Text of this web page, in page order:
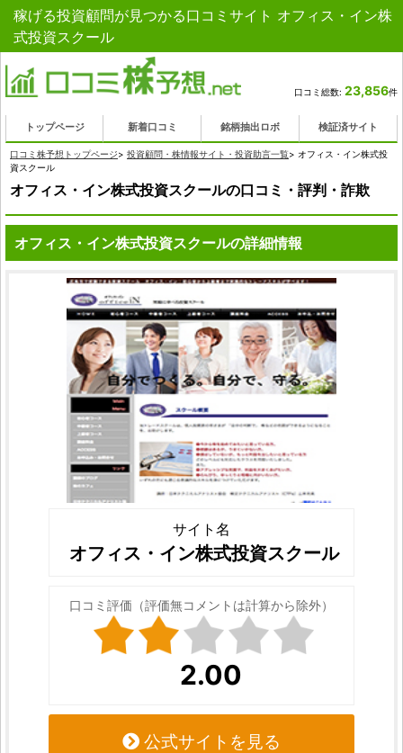
稼げる投資顧問が見つかる口コミサイト オフィス・イン株
式投資スクール
口コミ総数: 23,856件
トップページ 新着口コミ 銘柄抽出ロボ 検証済サイト
口コミ株予想トップページ> 投資顧問・株情報サイト・投資助言一覧> オフィス・イン株式投
資スクール
オフィス・イン株式投資スクールの口コミ・評判・詐欺
オフィス・イン株式投資スクールの詳細情報
サイト名
オフィス・イン株式投資スクール
口コミ評価（評価無コメントは計算から除外）
2.00
公式サイトを見る